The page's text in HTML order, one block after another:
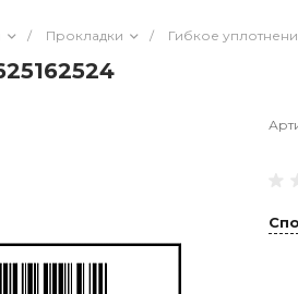
/ Прокладки / Гибкое